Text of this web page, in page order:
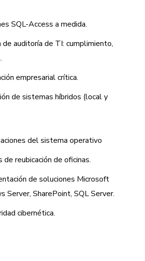
SQL-Access a medida.
de auditoría de TI: cumplimiento,
empresarial crítica.
de sistemas híbridos (local y
del sistema operativo
de reubicación de oficinas.
de soluciones Microsoft
Server, SharePoint, SQL Server.
cibernética.